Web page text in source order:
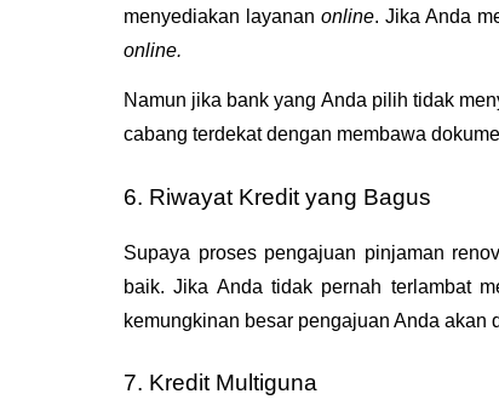
menyediakan layanan online
online.
Namun jika bank yang Anda pilih tidak
cabang terdekat dengan membawa
6. Riwayat Kredit yang Bagus
Supaya proses pengajuan pinjaman
baik. Jika Anda tidak pernah terlambat
kemungkinan besar pengajuan Anda akan
7. Kredit Multiguna